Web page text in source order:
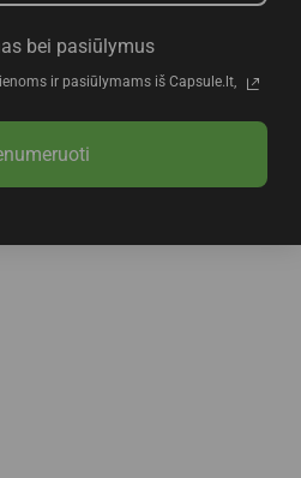
bei pasiūlymus
ir pasiūlymams iš Capsule.lt,